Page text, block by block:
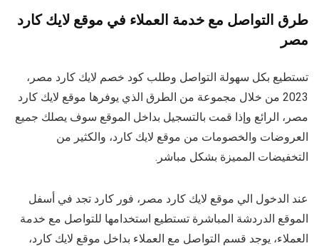
طرق التواصل مع خدمة العملاء في موقع لايك كارد
مصر
تستطيع بكل سهولة التواصل وطلب كود خصم لايك كارد مصر،
2023 من خلال مجموعة من الطرق الذي يوفرها موقع لايك كارد
مصر، الرائع وإذا قمت بالتسجيل بداخل الموقع سوف يصلك جميع
العروضات والخصومات من موقع لايك كارد، والكثير من
التخفيضات المميزة بشكل مباشر.
عند الدخول الي موقع لايك كارد مصر، فور كارد تجد في أسفل
الموقع الدردشة المباشرة تستطيع استخدامها للتواصل مع خدمة
العملاء، يوجد قسم التواصل مع العملاء بداخل موقع لايك كارد،